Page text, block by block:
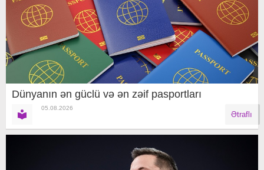
Dünyanın ən güclü və ən zəif pasportları
05.08.2026
Ətraflı